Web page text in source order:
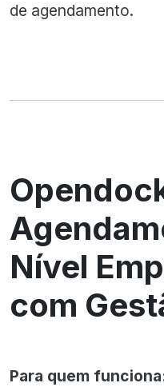
de agendamento.
Nível
com
Para quem